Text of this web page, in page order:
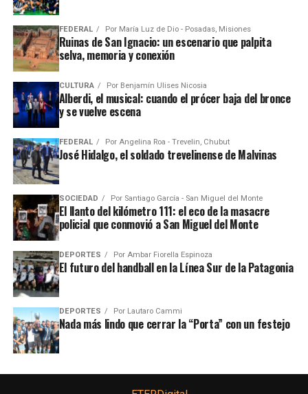
FEDERAL Por María Luz de Dio - Posadas, Misiones
Ruinas de San Ignacio: un escenario que palpita
selva, memoria y conexión
CULTURA Por Benjamín Ulises Nicosia
Alberdi, el musical: cuando el prócer baja del bronce
y se vuelve escena
FEDERAL Por Angelina Roa - Trevelin, Chubut
José Hidalgo, el soldado trevelinense de Malvinas
SOCIEDAD Por Santiago García - San Miguel del Monte
El llanto del kilómetro 111: el eco de la masacre
policial que conmovió a San Miguel del Monte
DEPORTES Por Ambar Fiorella Espinoza
El futuro del handball en la Línea Sur de la Patagonia
DEPORTES Por Lautaro Cammi
Nada más lindo que cerrar la “Porta” con un festejo